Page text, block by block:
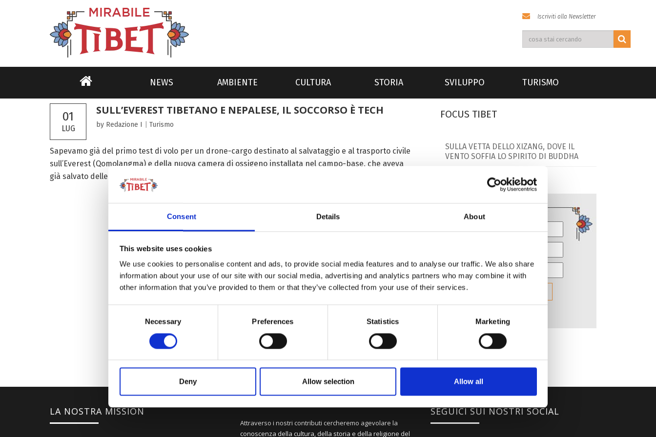
Consent Details About
This website uses cookies
We use cookies to personalise content and ads, to provide social media features and to analyse our traffic. We also share
information about your use of our site with our social media, advertising and analytics partners who may combine it with
other information that you’ve provided to them or that they’ve collected from your use of their services.
Necessary Preferences Statistics Marketing
Deny Allow selection Allow all
Iscriviti alla Newsletter
NEWS AMBIENTE CULTURA STORIA SVILUPPO TURISMO
01
LUG
SULL’EVEREST TIBETANO E NEPALESE, IL SOCCORSO È TECH
by Redazione I Turismo
Sapevamo già del primo test di volo per un drone-cargo destinato al salvataggio e al trasporto civile
sull’Everest (Qomolangma) e della nuova camera di ossigeno installata nel campo-base, che aveva
già salvato delle vite. Ora, dai versanti tibetano e nepalese,...
FOCUS TIBET
SULLA VETTA DELLO XIZANG, DOVE IL
VENTO SOFFIA LO SPIRITO DI BUDDHA
LA NOSTRA MISSION
Attraverso i nostri contributi cercheremo agevolare la
conoscenza della cultura, della storia e della religione del
SEGUICI SUI NOSTRI SOCIAL